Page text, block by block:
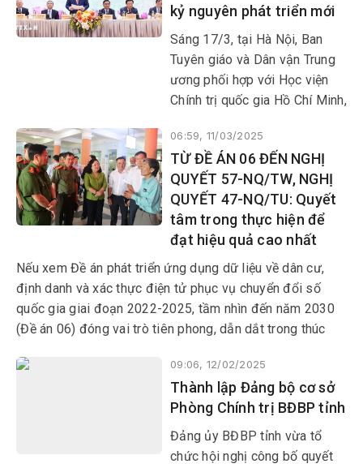
kỷ nguyên phát triển mới
Sáng 17/3, tại Hà Nội, Ban
Tuyên giáo và Dân vận Trung
ương phối hợp với Học viện
Chính trị quốc gia Hồ Chí Minh,
Lý luận Trung ương tổ chức
Hội thảo quốc gia “Công tác lý
luận của Đảng và những định
hướng nghiên cứu quan trọng
đến năm 2030, tầm nhìn đến
năm 2045”.
06:59, 11/03/2025
TỪ ĐỀ ÁN 06 ĐẾN NGHỊ
QUYẾT 57-NQ/TW, NGHỊ
QUYẾT 47-NQ/TU: Quyết
tâm trong thực hiện để
đạt hiệu quả cao nhất
Nếu xem Đề án phát triển ứng dụng dữ liệu về dân cư,
định danh và xác thực điện tử phục vụ chuyển đổi số
quốc gia giai đoạn 2022-2025, tầm nhìn đến năm 2030
(Đề án 06) đóng vai trò tiên phong, dẫn dắt trong thúc
trị quốc gia
09:06, 12/02/2025
Thành lập Đảng bộ cơ sở
Phòng Chính trị BĐBP tỉnh
Đảng ủy BĐBP tỉnh vừa tổ
chức hội nghị công bố quyết